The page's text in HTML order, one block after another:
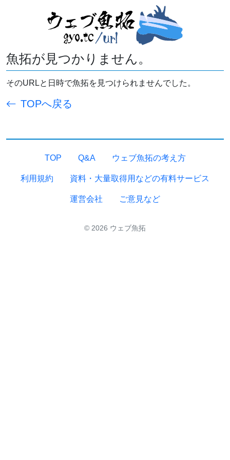
魚拓が見つかりません。
そのURLと日時で魚拓を見つけられませんでした。
TOPへ戻る
TOP Q&A ウェブ魚拓の考え方
利用規約 資料・大量取得用などの有料サービス
運営会社 ご意見など
© 2026 ウェブ魚拓